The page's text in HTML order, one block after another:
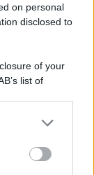
on personal
disclosed to
of your
list of
third parties
a Pàvana,
Andrea
che
di Prince